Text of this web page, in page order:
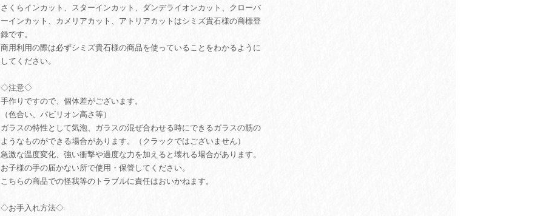
さくらインカット、スターインカット、ダンデライオンカット、クローバ
ーインカット、カメリアカット、アトリアカットはシミズ貴石様の商標登
録です。
商用利用の際は必ずシミズ貴石様の商品を使っていることをわかるように
してください。
◇注意◇
手作りですので、個体差がございます。
（色合い、パビリオン高さ等）
ガラスの特性として気泡、ガラスの混ぜ合わせる時にできるガラスの筋の
ようなものができる場合があります。（クラックではございません）
急激な温度変化、強い衝撃や過度な力を加えると壊れる場合があります。
お子様の手の届かない所で使用・保管してください。
こちらの商品での怪我等のトラブルに責任はおいかねます。
◇お手入れ方法◇